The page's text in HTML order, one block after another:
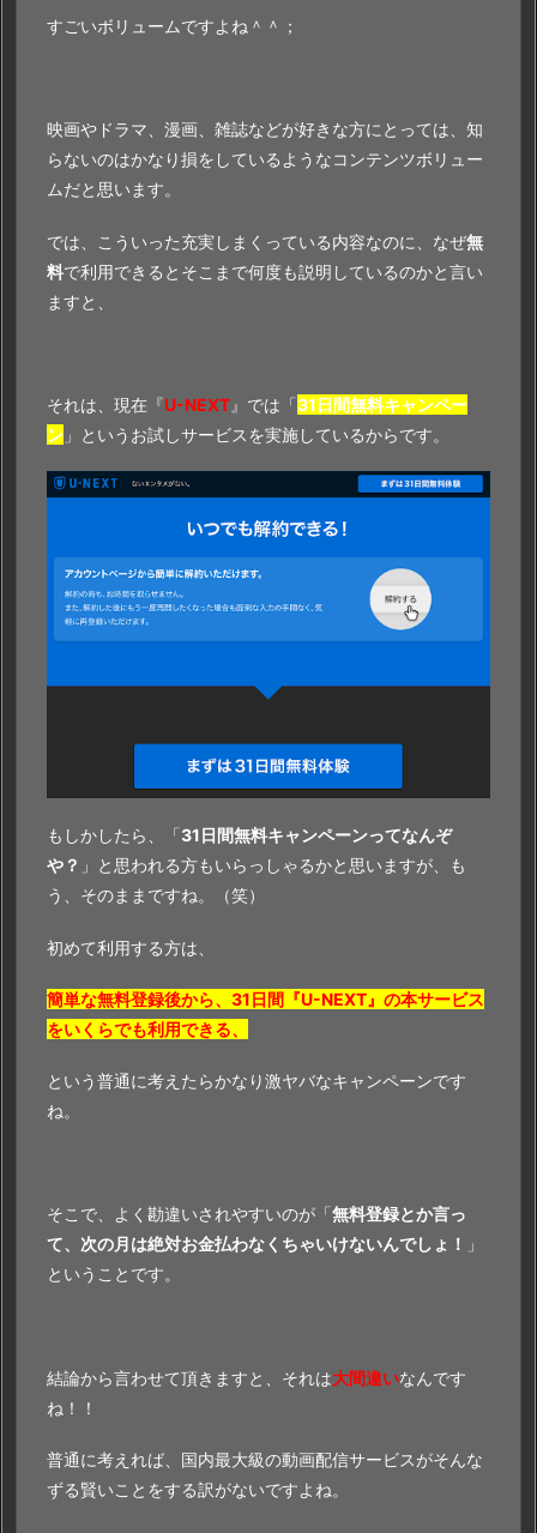
すごいボリュームですよね＾＾；
映画やドラマ、漫画、雑誌などが好きな方にとっては、知
らないのはかなり損をしているようなコンテンツボリュー
ムだと思います。
では、こういった充実しまくっている内容なのに、なぜ無
料で利用できるとそこまで何度も説明しているのかと言い
ますと、
それは、現在『U-NEXT』では「31日間無料キャンペー
ン 」というお試しサービスを実施しているからです。
もしかしたら、「31日間無料キャンペーンってなんぞ
や？ 」と思われる方もいらっしゃるかと思いますが、も
う、そのままですね。（笑）
初めて利用する方は、
簡単な無料登録後から、31日間『U-NEXT』の本サービス
をいくらでも利用できる、
という普通に考えたらかなり激ヤバなキャンペーンです
ね。
そこで、よく勘違いされやすいのが「無料登録とか言っ
て、次の月は絶対お金払わなくちゃいけないんでしょ！ 」
ということです。
結論から言わせて頂きますと、それは大間違いなんです
ね！！
普通に考えれば、国内最大級の動画配信サービスがそんな
ずる賢いことをする訳がないですよね。